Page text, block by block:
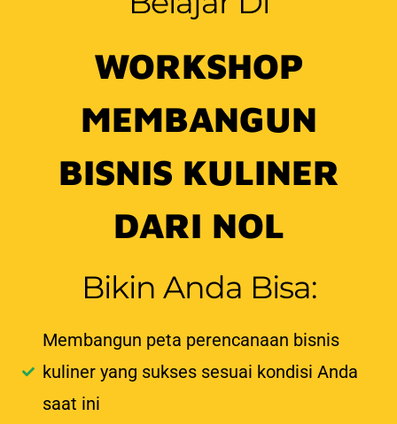
WORKSHOP
MEMBANGUN
BISNIS KULINER
DARI NOL
Bikin Anda Bisa:
Membangun peta perencanaan bisnis
kuliner yang sukses sesuai kondisi Anda
saat ini